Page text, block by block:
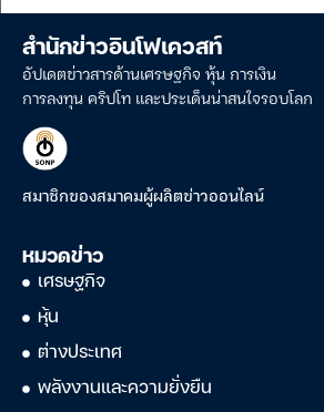
สำนักข่าวอินโฟเควสท์
อัปเดตข่าวสารด้านเศรษฐกิจ หุ้น การเงิน
การลงทุน คริปโท และประเด็นน่าสนใจรอบโลก
สมาชิกของสมาคมผู้ผลิตข่าวออนไลน์
หมวดข่าว
เศรษฐกิจ
หุ้น
ต่างประเทศ
พลังงานและความยั่งยืน